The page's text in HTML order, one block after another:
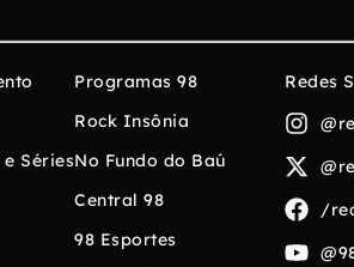
Séries
Programas 98
Rock Insônia
No Fundo do Baú
Central 98
98 Esportes
Redes
/